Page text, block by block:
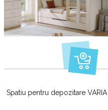
Spatiu pentru depozitare VARIA